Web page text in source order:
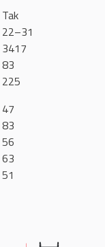
Tak
22–31
3417
83
225
47
83
56
63
51